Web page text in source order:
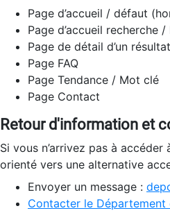
Page d’accueil / défaut
Page d’accueil recherche
Page de détail d’un résultat
Page FAQ
Page Tendance / Mot clé
Page Contact
Retour d'information et
Si vous n’arrivez pas à
orienté vers une alternative
Envoyer un message :
Contacter le